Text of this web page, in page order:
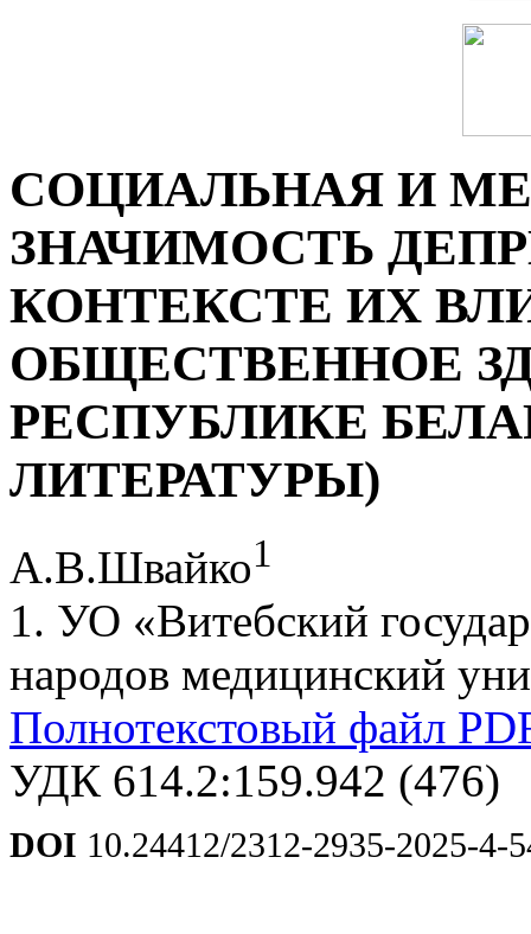
СОЦИАЛЬНАЯ И
ЗНАЧИМОСТЬ
КОНТЕКСТЕ ИХ
ОБЩЕСТВЕННОЕ
РЕСПУБЛИКЕ
ЛИТЕРАТУРЫ)
А.В.Швайко1
1. УО «Витебский
народов медицинский
Полнотекстовый файл
УДК 614.2:159.942 (476)
DOI 10.24412/2312-2935-2025-4-